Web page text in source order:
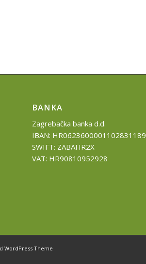
BANKA
Zagrebačka banka d.d.
IBAN: HR0623600001102831189
SWIFT: ZABAHR2X
VAT: HR90810952928
WordPress Theme